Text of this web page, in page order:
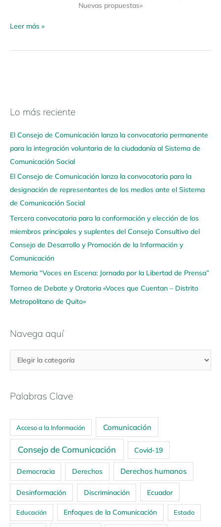
Nuevas propuestas»
Leer más »
Lo más reciente
El Consejo de Comunicación lanza la convocatoria permanente
para la integración voluntaria de la ciudadanía al Sistema de
Comunicación Social
El Consejo de Comunicación lanza la convocatoria para la
designación de representantes de los medios ante el Sistema
de Comunicación Social
Tercera convocatoria para la conformación y elección de los
miembros principales y suplentes del Consejo Consultivo del
Consejo de Desarrollo y Promoción de la Información y
Comunicación
Memoria “Voces en Escena: Jornada por la Libertad de Prensa”
Torneo de Debate y Oratoria «Voces que Cuentan – Distrito
Metropolitano de Quito»
Navega aquí
N
v
e
g
a
a
q
u
í
Palabras Clave
Acceso a la Información Comunicación
Consejo de Comunicación Covid-19
Democracia Derechos Derechos humanos
Desinformación Discriminación Ecuador
Educación Enfoques de la Comunicación Estado